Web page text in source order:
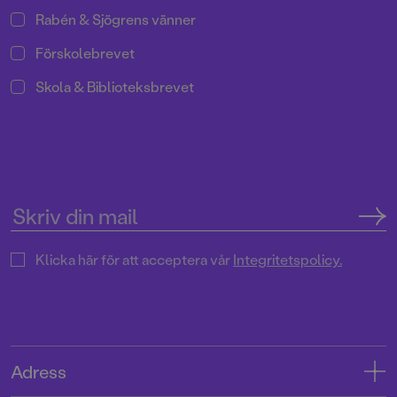
Rabén & Sjögrens vänner
Förskolebrevet
Skola & Biblioteksbrevet
Klicka här för att acceptera vårIntegritetspolicy.
Adress